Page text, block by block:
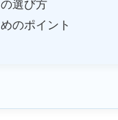
選び方
のポイント